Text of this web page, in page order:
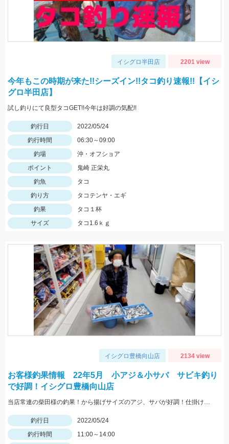
イシグロ半田店 2201 view
今年もこの時期が来た!!シーズイン!!タコ釣り速報!!【イシ
グロ半田店】
試し釣りにて良型タコGET!!今年は好調の気配!!
釣行日
2022/05/24
釣行時間
06:30～09:00
釣場
沖・オフショア
ポイント
鬼崎 正栄丸
釣魚
タコ
釣り方
タコテンヤ・エギ
釣果
タコ１杯
サイズ
タコ1.6ｋｇ
イシグロ豊橋向山店 2134 view
お客様釣果情報 22年5月 小アジ＆小サバ サビキ釣り
で好調！イシグロ豊橋向山店
当店常連の柴田様の釣果！から揚げサイズのアジ、サバが好調！仕掛けはママカリサビキ3～5号でOK！
釣行日
2022/05/24
釣行時間
11:00～14:00